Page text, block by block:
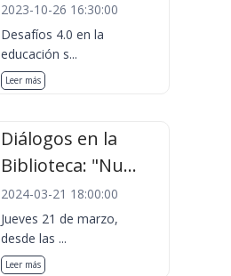
2023-10-26 16:30:00
Desafíos 4.0 en la
educación s...
Leer más
Diálogos en la
Biblioteca: "Nu...
2024-03-21 18:00:00
Jueves 21 de marzo,
desde las ...
Leer más